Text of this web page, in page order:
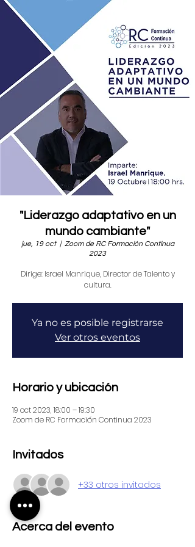
"Liderazgo adaptativo en un
mundo cambiante"
jue, 19 oct
  |
Zoom de RC Formación Continua
2023
Dirige: Israel Manrique, Director de Talento y
cultura.
Ya no es posible registrarse
Ver otros eventos
Horario y ubicación
19 oct 2023, 18:00 – 19:30
Zoom de RC Formación Continua 2023
Invitados
+33 otros invitados
Acerca del evento